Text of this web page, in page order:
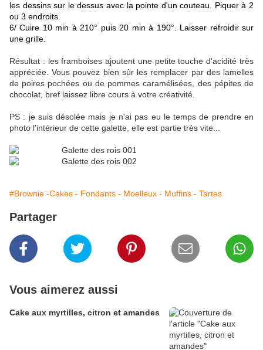
les dessins sur le dessus avec la pointe d'un couteau. Piquer à 2
ou 3 endroits.
6/ Cuire 10 min à 210° puis 20 min à 190°. Laisser refroidir sur
une grille.
Résultat : les framboises ajoutent une petite touche d'acidité très
appréciée. Vous pouvez bien sûr les remplacer par des lamelles
de poires pochées ou de pommes caramélisées, des pépites de
chocolat, bref laissez libre cours à votre créativité.
PS : je suis désolée mais je n'ai pas eu le temps de prendre en
photo l'intérieur de cette galette, elle est partie très vite...
#Brownie -Cakes - Fondants - Moelleux - Muffins - Tartes
Partager
Vous aimerez aussi
Cake aux myrtilles, citron et amandes